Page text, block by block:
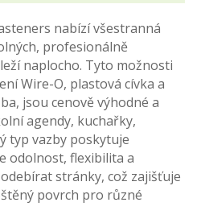
nabízí všestranná
profesionálně
naplocho. Tyto možnosti
Wire-O, plastová cívka a
jsou cenově výhodné a
agendy, kuchařky,
typ vazby poskytuje
odolnost, flexibilita a
stránky, což zajišťuje
povrch pro různé